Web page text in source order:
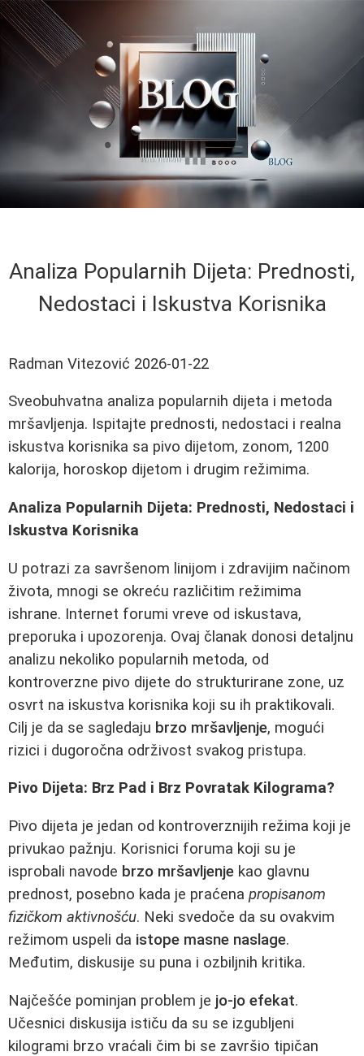
Analiza Popularnih Dijeta: Prednosti,
Nedostaci i Iskustva Korisnika
Radman Vitezović 2026-01-22
Sveobuhvatna analiza popularnih dijeta i metoda
mršavljenja. Ispitajte prednosti, nedostaci i realna
iskustva korisnika sa pivo dijetom, zonom, 1200
kalorija, horoskop dijetom i drugim režimima.
Analiza Popularnih Dijeta: Prednosti, Nedostaci i
Iskustva Korisnika
U potrazi za savršenom linijom i zdravijim načinom
života, mnogi se okreću različitim režimima
ishrane. Internet forumi vreve od iskustava,
preporuka i upozorenja. Ovaj članak donosi detaljnu
analizu nekoliko popularnih metoda, od
kontroverzne pivo dijete do strukturirane zone, uz
osvrt na iskustva korisnika koji su ih praktikovali.
Cilj je da se sagledaju brzo mršavljenje, mogući
rizici i dugoročna održivost svakog pristupa.
Pivo Dijeta: Brz Pad i Brz Povratak Kilograma?
Pivo dijeta je jedan od kontroverznijih režima koji je
privukao pažnju. Korisnici foruma koji su je
isprobali navode brzo mršavljenje kao glavnu
prednost, posebno kada je praćena propisanom
fizičkom aktivnošću. Neki svedoče da su ovakvim
režimom uspeli da istope masne naslage.
Međutim, diskusije su puna i ozbiljnih kritika.
Najčešće pominjan problem je jo-jo efekat.
Učesnici diskusija ističu da su se izgubljeni
kilogrami brzo vraćali čim bi se završio tipičan